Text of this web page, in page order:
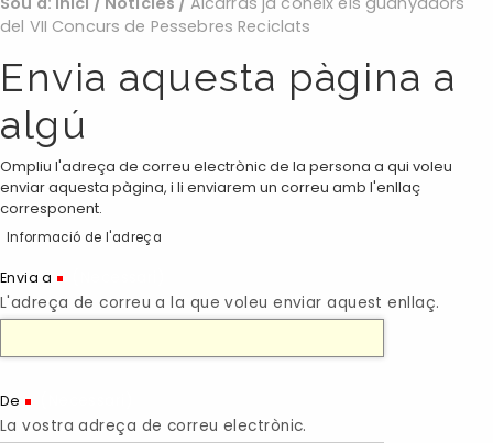
del VII Concurs de Pessebres Reciclats
Envia aquesta pàgina a
algú
Ompliu l'adreça de correu electrònic de la persona a qui voleu
enviar aquesta pàgina, i li enviarem un correu amb l'enllaç
corresponent.
Informació de l'adreça
Envia a
L'adreça de correu a la que voleu enviar aquest enllaç.
De
La vostra adreça de correu electrònic.